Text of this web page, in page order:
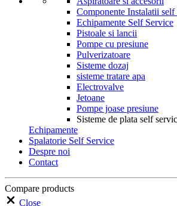
Componente Instalatii self
Echipamente Self Service
Pistoale si lancii
Pompe cu presiune
Pulverizatoare
Sisteme dozaj
sisteme tratare apa
Electrovalve
Jetoane
Pompe joase presiune
Sisteme de plata self
Echipamente
Spalatorie Self Service
Despre noi
Contact
Compare products
Close